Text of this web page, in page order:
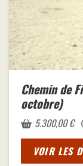
Chemin de
octobre)
5.300,00€
VOIR LES